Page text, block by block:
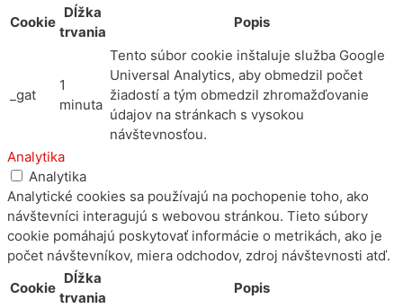
Cookie
Dĺžka
trvania
Popis
_gat
1
minuta
Tento súbor cookie inštaluje služba Google
Universal Analytics, aby obmedzil počet
žiadostí a tým obmedzil zhromažďovanie
údajov na stránkach s vysokou
návštevnosťou.
Analytika
Analytika
Analytické cookies sa používajú na pochopenie toho, ako
návštevníci interagujú s webovou stránkou. Tieto súbory
cookie pomáhajú poskytovať informácie o metrikách, ako je
počet návštevníkov, miera odchodov, zdroj návštevnosti atď.
Cookie
Dĺžka
trvania
Popis